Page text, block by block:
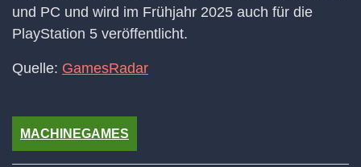
und PC und wird im Frühjahr 2025 auch für die
PlayStation 5 veröffentlicht.
Quelle: GamesRadar
MACHINEGAMES